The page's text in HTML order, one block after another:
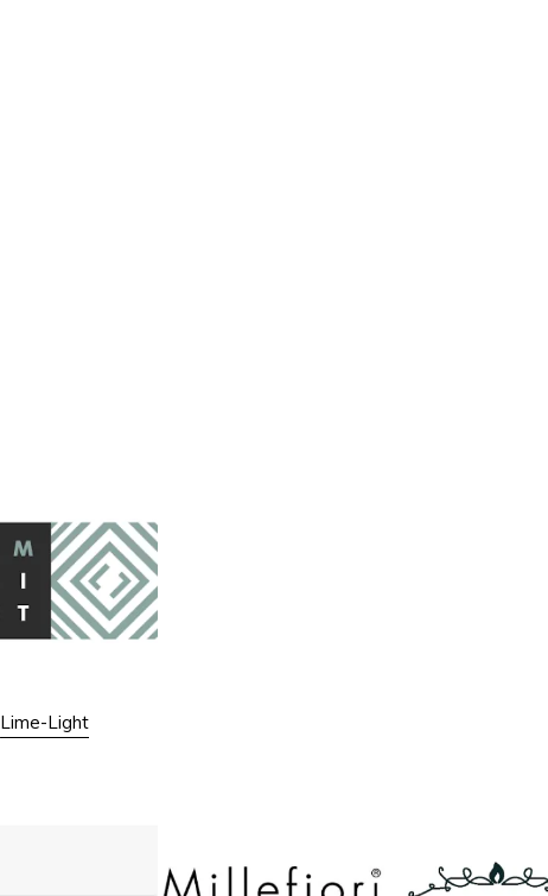
Lime-Light